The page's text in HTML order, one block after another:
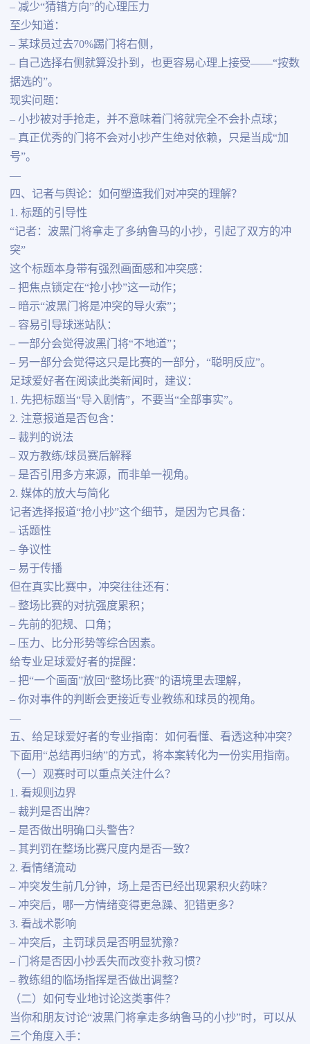
– 减少“猜错方向”的心理压力
至少知道：
– 某球员过去70%踢门将右侧，
– 自己选择右侧就算没扑到，也更容易心理上接受——“按数
据选的”。
现实问题：
– 小抄被对手抢走，并不意味着门将就完全不会扑点球；
– 真正优秀的门将不会对小抄产生绝对依赖，只是当成“加
号”。
—
四、记者与舆论：如何塑造我们对冲突的理解？
1. 标题的引导性
“记者：波黑门将拿走了多纳鲁马的小抄，引起了双方的冲
突”
这个标题本身带有强烈画面感和冲突感：
– 把焦点锁定在“抢小抄”这一动作；
– 暗示“波黑门将是冲突的导火索”；
– 容易引导球迷站队：
– 一部分会觉得波黑门将“不地道”；
– 另一部分会觉得这只是比赛的一部分，“聪明反应”。
足球爱好者在阅读此类新闻时，建议：
1. 先把标题当“导入剧情”，不要当“全部事实”。
2. 注意报道是否包含：
– 裁判的说法
– 双方教练/球员赛后解释
– 是否引用多方来源，而非单一视角。
2. 媒体的放大与简化
记者选择报道“抢小抄”这个细节，是因为它具备：
– 话题性
– 争议性
– 易于传播
但在真实比赛中，冲突往往还有：
– 整场比赛的对抗强度累积；
– 先前的犯规、口角；
– 压力、比分形势等综合因素。
给专业足球爱好者的提醒：
– 把“一个画面”放回“整场比赛”的语境里去理解，
– 你对事件的判断会更接近专业教练和球员的视角。
—
五、给足球爱好者的专业指南：如何看懂、看透这种冲突？
下面用“总结再归纳”的方式，将本案转化为一份实用指南。
（一）观赛时可以重点关注什么？
1. 看规则边界
– 裁判是否出牌？
– 是否做出明确口头警告？
– 其判罚在整场比赛尺度内是否一致？
2. 看情绪流动
– 冲突发生前几分钟，场上是否已经出现累积火药味？
– 冲突后，哪一方情绪变得更急躁、犯错更多？
3. 看战术影响
– 冲突后，主罚球员是否明显犹豫？
– 门将是否因小抄丢失而改变扑救习惯？
– 教练组的临场指挥是否做出调整？
（二）如何专业地讨论这类事件？
当你和朋友讨论“波黑门将拿走多纳鲁马的小抄”时，可以从
三个角度入手：